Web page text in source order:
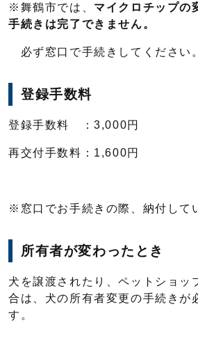
※舞鶴市では、 マイクロチップの
手続きは完了できません。
必ず窓口で手続きしてください。
登録手数料
登録手数料 ：3,000円
再交付手数料：1,600円
※窓口でお手続きの際、納付して
所有者が変わったとき
犬を譲渡されたり、ペットショッ
合は、犬の所有者変更の手続きが
す。